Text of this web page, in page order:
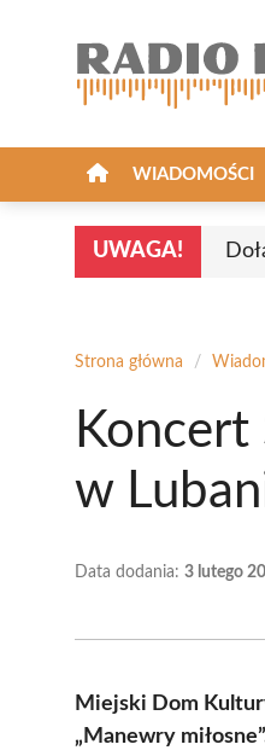
WIADOMOŚCI
UWAGA!
Strona główna /
Koncert
w
Data dodania: 3 lutego
Miejski Dom
„Manewry